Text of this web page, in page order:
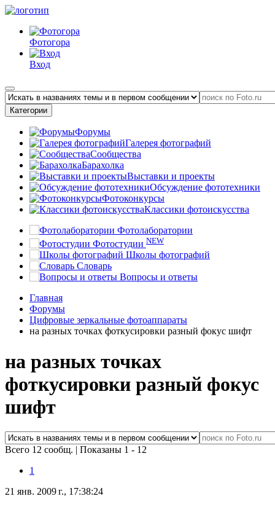
Фотогора
Вход
Категории
Форумы
Галерея фотографий
Сообщества
Барахолка
Выставки и проекты
Обсуждение фототехники
Фотоконкурсы
Классики фотоискусства
Фотолаборатории
Фотостудии NEW
Школы фотографий
Словарь
Вопросы и ответы
Главная
Форумы
Цифровые зеркальные фотоаппараты
на разных точках фоткусировки разный фокус шифт
на разных точках
фоткусировки разный фокус
шифт
Всего 12 сообщ. | Показаны 1 - 12
1
21 янв. 2009 г., 17:38:24